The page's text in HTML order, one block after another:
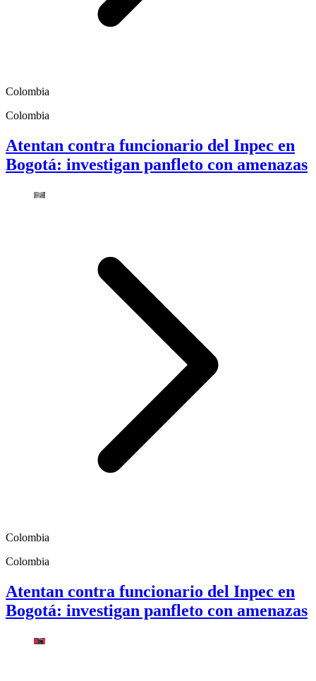
Colombia
Colombia
Atentan contra funcionario del Inpec en
Bogotá: investigan panfleto con amenazas
Colombia
Colombia
Atentan contra funcionario del Inpec en
Bogotá: investigan panfleto con amenazas